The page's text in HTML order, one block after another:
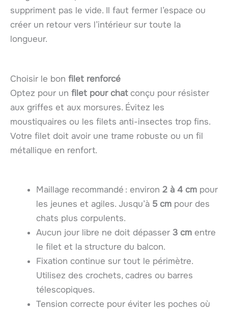
suppriment pas le vide. Il faut fermer l’espace ou
créer un retour vers l’intérieur sur toute la
longueur.
Choisir le bon filet renforcé
Optez pour un filet pour chatconçu pour résister
aux griffes et aux morsures. Évitez les
moustiquaires ou les filets anti-insectes trop fins.
Votre filet doit avoir une trame robuste ou un fil
métallique en renfort.
Maillage recommandé : environ 2 à 4 cm pour
les jeunes et agiles. Jusqu’à 5 cm pour des
chats plus corpulents.
Aucun jour libre ne doit dépasser 3 cm entre
le filet et la structure du balcon.
Fixation continue sur tout le périmètre.
Utilisez des crochets, cadres ou barres
télescopiques.
Tension correcte pour éviter les poches où